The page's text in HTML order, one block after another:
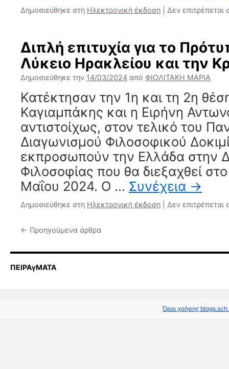
Δημοσιεύθηκε στη Ηλεκτρονική έκδοση Δεν επιτρέπεται
Διπλή επιτυχία για το
Λύκειο Ηρακλείου και την
Δημοσιεύθηκε την 14/03/2024 από ΦΙΟΛΙΤΑΚΗ ΜΑΡΙΑ
Κατέκτησαν την 1η και τη 2η
Καγιαμπάκης και η Ειρήνη
αντιστοίχως, στον τελικό του
Διαγωνισμού Φιλοσοφικού
εκπροσωπούν την Ελλάδα στην
Φιλοσοφίας που θα διεξαχθεί
Μαΐου 2024. Ο … Συνέχεια →
Δημοσιεύθηκε στη Ηλεκτρονική έκδοση Δεν επιτρέπεται
← Προηγούμενα άρθρα
ΠΕΙΡΑγΜΑΤΑ
Όροι χρήσης